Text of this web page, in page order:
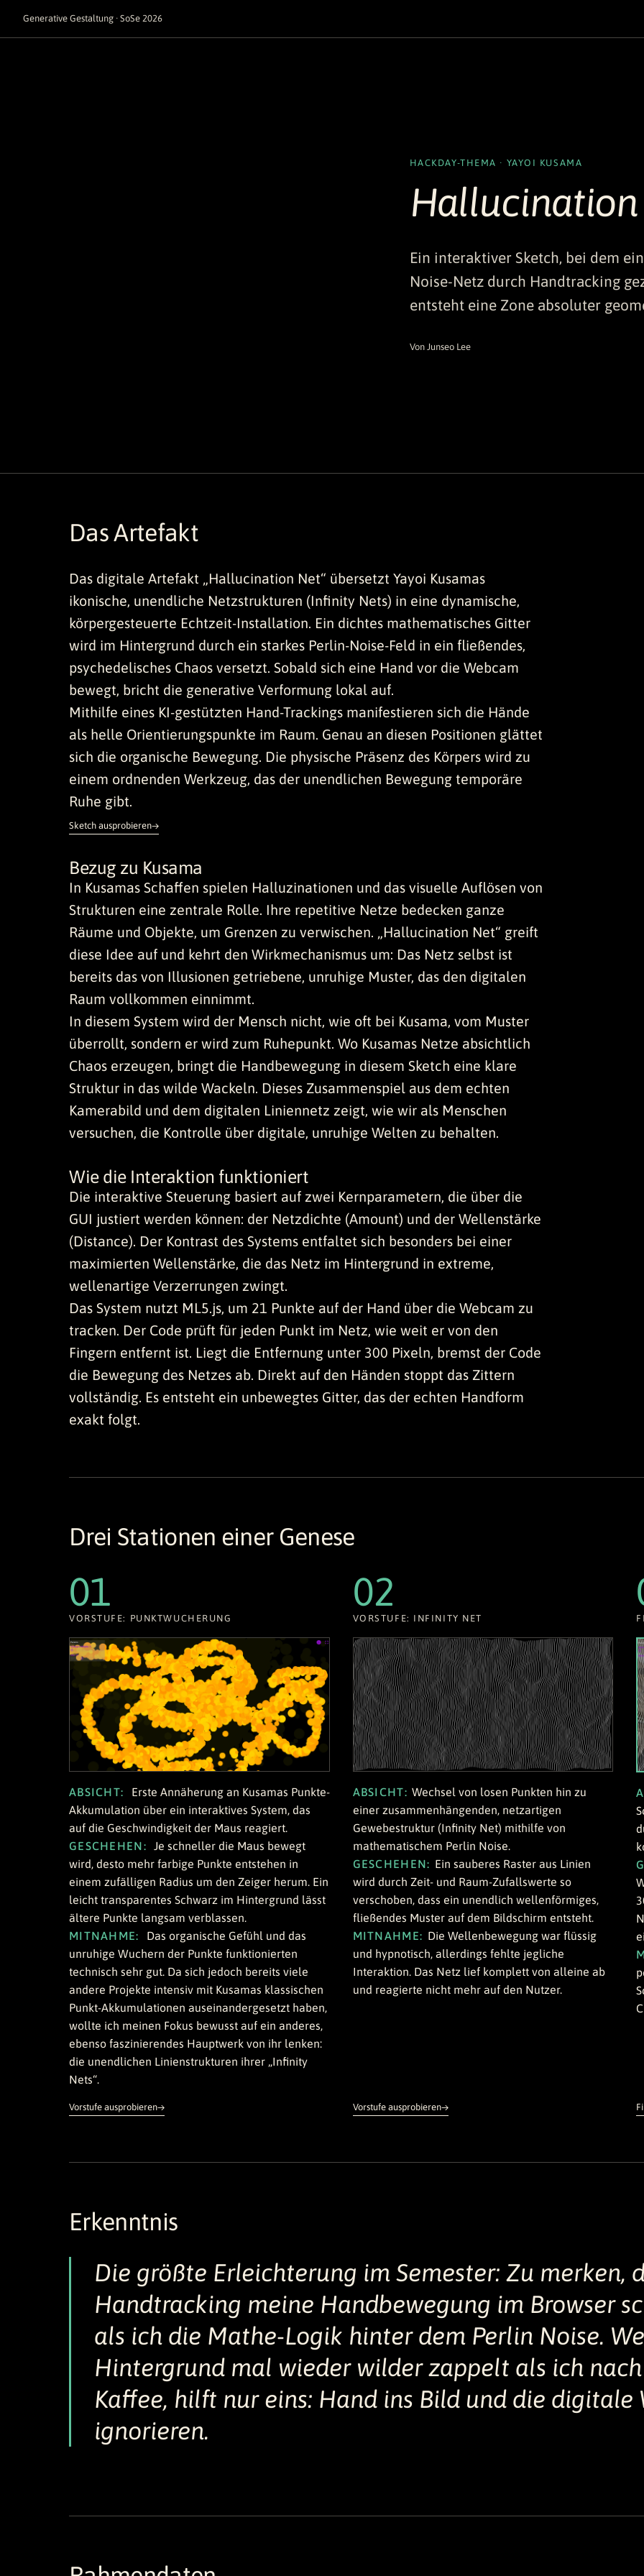
Generative Gestaltung · SoSe 2026
HACKDAY-THEMA · YAYOI KUSAMA
Ein interaktiver Sketch, bei dem
Noise-Netz durch Handtracking
entsteht eine Zone absoluter
Von Junseo Lee
Das Artefakt
Das digitale Artefakt „Hallucination Net“ übersetzt Yayoi Kusamas
ikonische, unendliche Netzstrukturen (Infinity Nets) in eine dynamische,
körpergesteuerte Echtzeit-Installation. Ein dichtes mathematisches Gitter
wird im Hintergrund durch ein starkes Perlin-Noise-Feld in ein fließendes,
psychedelisches Chaos versetzt. Sobald sich eine Hand vor die Webcam
bewegt, bricht die generative Verformung lokal auf.
Mithilfe eines KI-gestützten Hand-Trackings manifestieren sich die Hände
als helle Orientierungspunkte im Raum. Genau an diesen Positionen glättet
sich die organische Bewegung. Die physische Präsenz des Körpers wird zu
einem ordnenden Werkzeug, das der unendlichen Bewegung temporäre
Ruhe gibt.
Sketch ausprobieren
Bezug zu Kusama
In Kusamas Schaffen spielen Halluzinationen und das visuelle Auflösen von
Strukturen eine zentrale Rolle. Ihre repetitive Netze bedecken ganze
Räume und Objekte, um Grenzen zu verwischen. „Hallucination Net“ greift
diese Idee auf und kehrt den Wirkmechanismus um: Das Netz selbst ist
bereits das von Illusionen getriebene, unruhige Muster, das den digitalen
Raum vollkommen einnimmt.
In diesem System wird der Mensch nicht, wie oft bei Kusama, vom Muster
überrollt, sondern er wird zum Ruhepunkt. Wo Kusamas Netze absichtlich
Chaos erzeugen, bringt die Handbewegung in diesem Sketch eine klare
Struktur in das wilde Wackeln. Dieses Zusammenspiel aus dem echten
Kamerabild und dem digitalen Liniennetz zeigt, wie wir als Menschen
versuchen, die Kontrolle über digitale, unruhige Welten zu behalten.
Wie die Interaktion funktioniert
Die interaktive Steuerung basiert auf zwei Kernparametern, die über die
GUI justiert werden können: der Netzdichte (Amount) und der Wellenstärke
(Distance). Der Kontrast des Systems entfaltet sich besonders bei einer
maximierten Wellenstärke, die das Netz im Hintergrund in extreme,
wellenartige Verzerrungen zwingt.
Das System nutzt ML5.js, um 21 Punkte auf der Hand über die Webcam zu
tracken. Der Code prüft für jeden Punkt im Netz, wie weit er von den
Fingern entfernt ist. Liegt die Entfernung unter 300 Pixeln, bremst der Code
die Bewegung des Netzes ab. Direkt auf den Händen stoppt das Zittern
vollständig. Es entsteht ein unbewegtes Gitter, das der echten Handform
exakt folgt.
Drei Stationen einer Genese
01
VORSTUFE: PUNKTWUCHERUNG
ABSICHT:
Erste Annäherung an Kusamas Punkte-
Akkumulation über ein interaktives System, das
auf die Geschwindigkeit der Maus reagiert.
GESCHEHEN:
Je schneller die Maus bewegt
wird, desto mehr farbige Punkte entstehen in
einem zufälligen Radius um den Zeiger herum. Ein
leicht transparentes Schwarz im Hintergrund lässt
ältere Punkte langsam verblassen.
MITNAHME:
Das organische Gefühl und das
unruhige Wuchern der Punkte funktionierten
technisch sehr gut. Da sich jedoch bereits viele
andere Projekte intensiv mit Kusamas klassischen
Punkt-Akkumulationen auseinandergesetzt haben,
wollte ich meinen Fokus bewusst auf ein anderes,
ebenso faszinierendes Hauptwerk von ihr lenken:
die unendlichen Linienstrukturen ihrer „Infinity
Nets“.
Vorstufe ausprobieren
02
VORSTUFE: INFINITY NET
ABSICHT: Wechsel von losen Punkten hin zu
einer zusammenhängenden, netzartigen
Gewebestruktur (Infinity Net) mithilfe von
mathematischem Perlin Noise.
GESCHEHEN: Ein sauberes Raster aus Linien
wird durch Zeit- und Raum-Zufallswerte so
verschoben, dass ein unendlich wellenförmiges,
fließendes Muster auf dem Bildschirm entsteht.
MITNAHME: Die Wellenbewegung war flüssig
und hypnotisch, allerdings fehlte jegliche
Interaktion. Das Netz lief komplett von alleine ab
und reagierte nicht mehr auf den Nutzer.
Vorstufe ausprobieren
Erkenntnis
Die größte Erleichterung im Semester: Zu merken,
Handtracking meine Handbewegung im Browser
als ich die Mathe-Logik hinter dem Perlin Noise.
Hintergrund mal wieder wilder zappelt als ich
Kaffee, hilft nur eins: Hand ins Bild und die digitale
ignorieren.